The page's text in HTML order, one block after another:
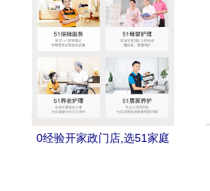
0经验开家政门店,选51家庭